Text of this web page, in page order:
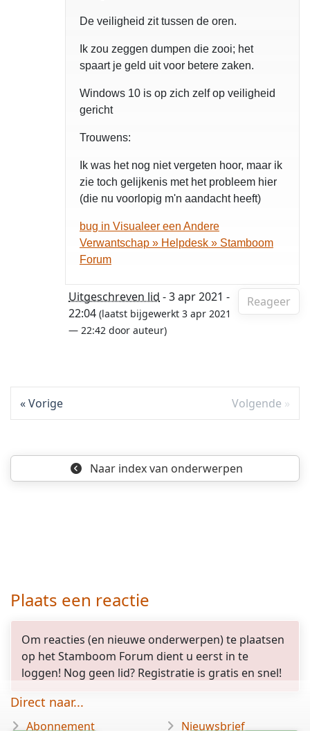
De veiligheid zit tussen de oren.
Ik zou zeggen dumpen die zooi; het
spaart je geld uit voor betere zaken.
Windows 10 is op zich zelf op veiligheid
gericht
Trouwens:
Ik was het nog niet vergeten hoor, maar ik
zie toch gelijkenis met het probleem hier
(die nu voorlopig m'n aandacht heeft)
bug in Visualeer een Andere
Verwantschap » Helpdesk » Stamboom
Forum
Reageer
Uitgeschreven lid - 3 apr 2021 -
22:04 (laatst bijgewerkt 3 apr 2021
— 22:42 door auteur)
Vorige Volgende
Naar indexvan onderwerpen
Plaats een reactie
Om reacties (en nieuwe onderwerpen) te plaatsen
op het Stamboom Forum dient u eerst in te
loggen! Nog geen lid? Registratie is gratis en snel!
Direct naar...
Abonnement Nieuwsbrief